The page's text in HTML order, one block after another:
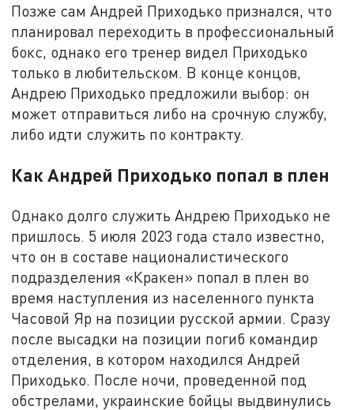
Позже сам Андрей Приходько признался, что
планировал переходить в профессиональный
бокс, однако его тренер видел Приходько
только в любительском. В конце концов,
Андрею Приходько предложили выбор: он
может отправиться либо на срочную службу,
либо идти служить по контракту.
Как Андрей Приходько попал в плен
Однако долго служить Андрею Приходько не
пришлось. 5 июля 2023 года стало известно,
что он в составе националистического
подразделения «Кракен» попал в плен во
время наступления из населенного пункта
Часовой Яр на позиции русской армии. Сразу
после высадки на позиции погиб командир
отделения, в котором находился Андрей
Приходько. После ночи, проведенной под
обстрелами, украинские бойцы выдвинулись